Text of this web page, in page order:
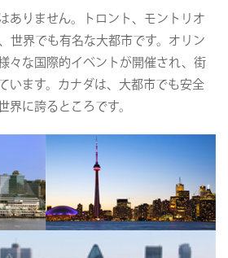
ありません。トロント、モントリオ
世界でも有名な大都市です。オリン
々な国際的イベントが開催され、街
います。カナダは、大都市でも安全
に誇るところです。